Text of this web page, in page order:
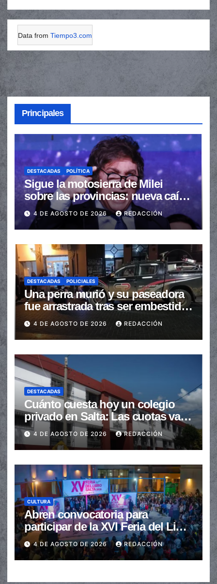
Data from Tiempo3.com
Principales
DESTACADAS POLÍTICA
Sigue la motosierra de Milei
sobre las provincias: nueva caída
de las transferencias no
automáticas
4 DE AGOSTO DE 2026 REDACCIÓN
DESTACADAS POLICIALES
Una perra murió y su paseadora
fue arrastrada tras ser embestidas
en la senda peatonal
4 DE AGOSTO DE 2026 REDACCIÓN
DESTACADAS
Cuánto cuesta hoy un colegio
privado en Salta: Las cuotas van
de $110.000 a más de $600.000
4 DE AGOSTO DE 2026 REDACCIÓN
CULTURA
Abren convocatoria para
participar de la XVI Feria del Libro
de Salta
4 DE AGOSTO DE 2026 REDACCIÓN